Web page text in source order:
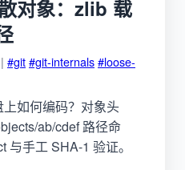
对象：zlib 载
| #git#git-internals#loose-
如何编码？对象头
ab/cdef 路径命
与手工 SHA-1 验证。